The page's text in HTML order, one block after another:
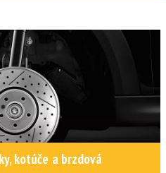
kotúče a brzdová